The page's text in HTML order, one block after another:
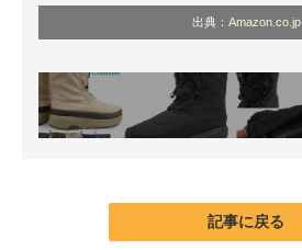
出典： Amazon.co.jp
記事に戻る